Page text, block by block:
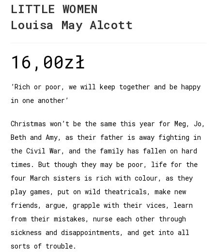
LITTLE WOMEN
Louisa May Alcott
16,00zł
’Rich or poor, we will keep together and be happy
in one another’
Christmas won’t be the same this year for Meg, Jo,
Beth and Amy, as their father is away fighting in
the Civil War, and the family has fallen on hard
times. But though they may be poor, life for the
four March sisters is rich with colour, as they
play games, put on wild theatricals, make new
friends, argue, grapple with their vices, learn
from their mistakes, nurse each other through
sickness and disappointments, and get into all
sorts of trouble.